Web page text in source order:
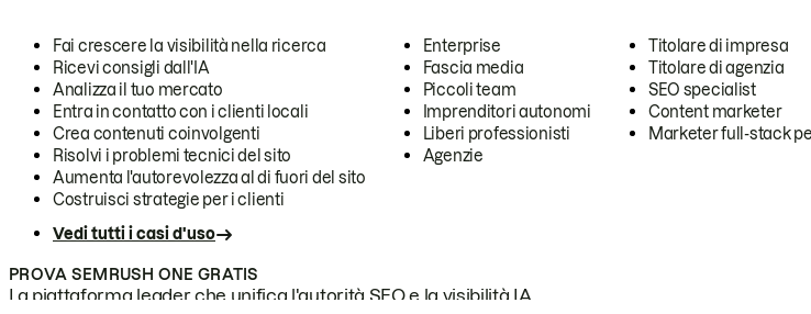
Fai crescere la visibilità nella ricerca
Ricevi consigli dall'IA
Analizza il tuo mercato
Entra in contatto con i clienti locali
Crea contenuti coinvolgenti
Risolvi i problemi tecnici del sito
Aumenta l'autorevolezza al di fuori del sito
Costruisci strategie per i clienti
Vedi tutti i casi d'uso
Enterprise
Fascia media
Piccoli team
Imprenditori autonomi
Liberi professionisti
Agenzie
Titolare di impresa
Titolare di agenzia
SEO specialist
Content marketer
Marketer full-stack
PROVA SEMRUSH ONE GRATIS
La piattaforma leader che unifica l'autorità SEO e la visibilità IA.